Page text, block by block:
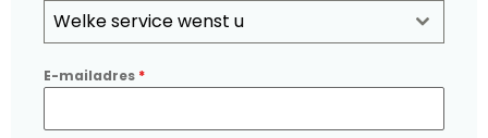
Welke service wenst u
E-mailadres *